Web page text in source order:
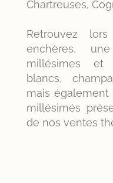
Chartreuses,
Retrouvez
enchères,
millésimes et
blancs,
mais
millésimés
de nos ventes